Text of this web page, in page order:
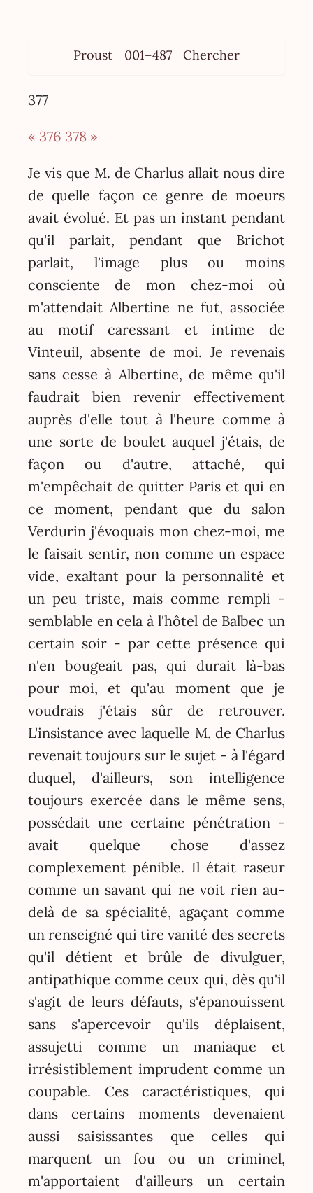
Proust 001–487 Chercher
377
« 376 378 »
Je vis que M. de Charlus allait nous dire
de quelle façon ce genre de moeurs
avait évolué. Et pas un instant pendant
qu'il parlait, pendant que Brichot
parlait, l'image plus ou moins
consciente de mon chez-moi où
m'attendait Albertine ne fut, associée
au motif caressant et intime de
Vinteuil, absente de moi. Je revenais
sans cesse à Albertine, de même qu'il
faudrait bien revenir effectivement
auprès d'elle tout à l'heure comme à
une sorte de boulet auquel j'étais, de
façon ou d'autre, attaché, qui
m'empêchait de quitter Paris et qui en
ce moment, pendant que du salon
Verdurin j'évoquais mon chez-moi, me
le faisait sentir, non comme un espace
vide, exaltant pour la personnalité et
un peu triste, mais comme rempli -
semblable en cela à l'hôtel de Balbec un
certain soir - par cette présence qui
n'en bougeait pas, qui durait là-bas
pour moi, et qu'au moment que je
voudrais j'étais sûr de retrouver.
L'insistance avec laquelle M. de Charlus
revenait toujours sur le sujet - à l'égard
duquel, d'ailleurs, son intelligence
toujours exercée dans le même sens,
possédait une certaine pénétration -
avait quelque chose d'assez
complexement pénible. Il était raseur
comme un savant qui ne voit rien au-
delà de sa spécialité, agaçant comme
un renseigné qui tire vanité des secrets
qu'il détient et brûle de divulguer,
antipathique comme ceux qui, dès qu'il
s'agit de leurs défauts, s'épanouissent
sans s'apercevoir qu'ils déplaisent,
assujetti comme un maniaque et
irrésistiblement imprudent comme un
coupable. Ces caractéristiques, qui
dans certains moments devenaient
aussi saisissantes que celles qui
marquent un fou ou un criminel,
m'apportaient d'ailleurs un certain